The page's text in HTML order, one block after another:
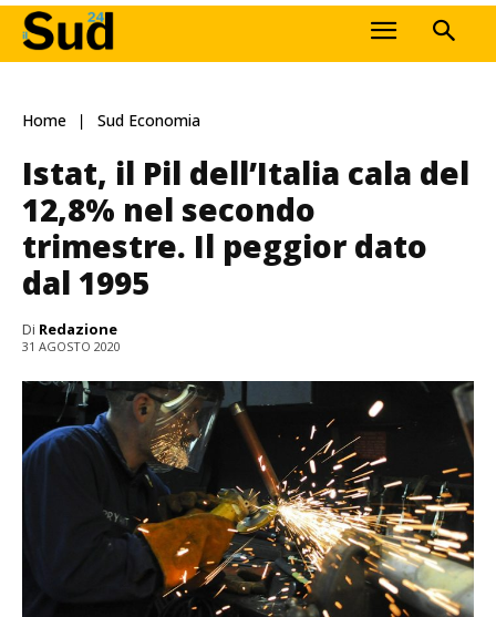
Home Sud Economia
Istat, il Pil dell’Italia cala del
12,8% nel secondo
trimestre. Il peggior dato
dal 1995
Di Redazione
31 AGOSTO 2020